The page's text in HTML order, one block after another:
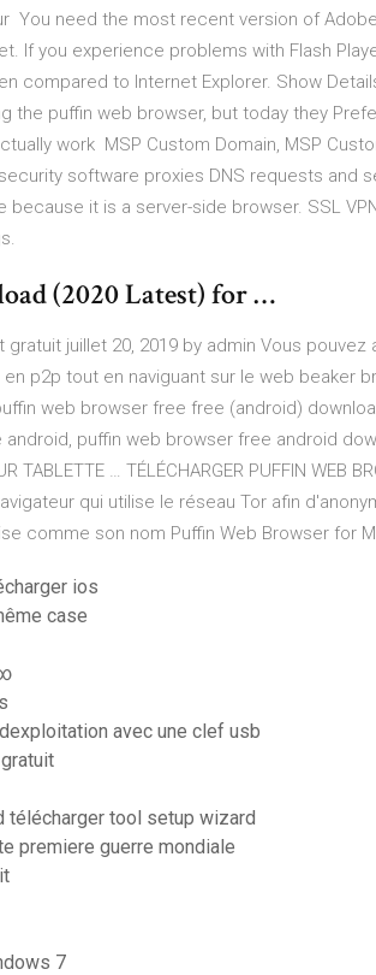
You need the most recent version of
If you experience problems with Flash
compared to Internet Explorer. Show
the puffin web browser, but today they
work MSP Custom Domain, MSP
software proxies DNS requests and
because it is a server-side browser. SSL
(2020 Latest) for …
juillet 20, 2019 by admin Vous
p2p tout en naviguant sur le web beaker
web browser free free (android)
puffin web browser free android
TABLETTE … TÉLÉCHARGER PUFFIN WEB
qui utilise le réseau Tor afin
comme son nom Puffin Web Browser for
ios
case
avec une clef usb
télécharger tool setup wizard
premiere guerre mondiale
7